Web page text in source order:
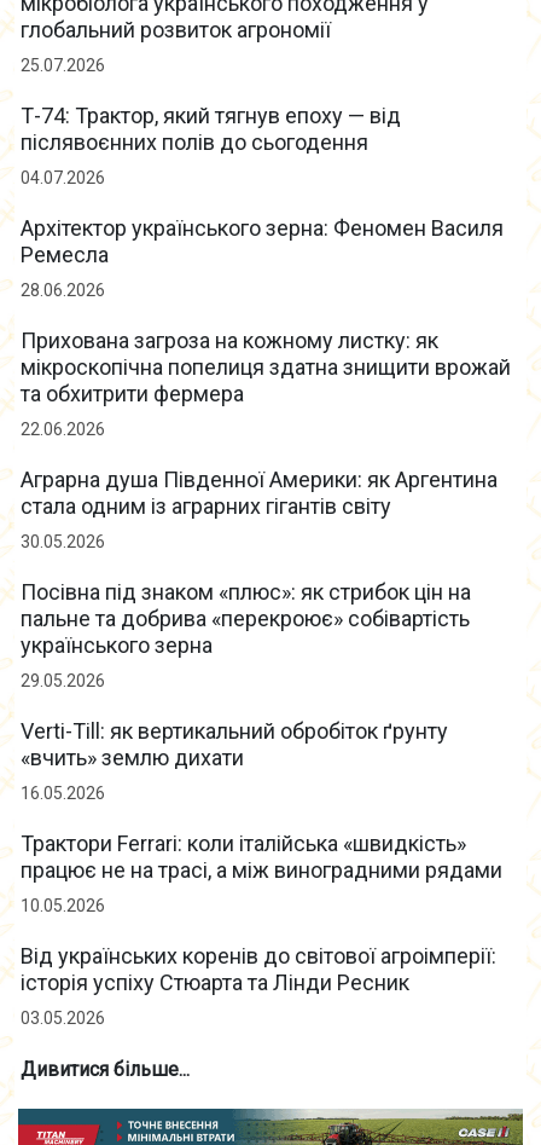
глобальний розвиток агрономії
25.07.2026
Т-74: Трактор, який тягнув епоху — від
післявоєнних полів до сьогодення
04.07.2026
Архітектор українського зерна: Феномен Василя
Ремесла
28.06.2026
Прихована загроза на кожному листку: як
мікроскопічна попелиця здатна знищити врожай
та обхитрити фермера
22.06.2026
Аграрна душа Південної Америки: як Аргентина
стала одним із аграрних гігантів світу
30.05.2026
Посівна під знаком «плюс»: як стрибок цін на
пальне та добрива «перекроює» собівартість
українського зерна
29.05.2026
Verti-Till: як вертикальний обробіток ґрунту
«вчить» землю дихати
16.05.2026
Трактори Ferrari: коли італійська «швидкість»
працює не на трасі, а між виноградними рядами
10.05.2026
Від українських коренів до світової агроімперії:
історія успіху Стюарта та Лінди Ресник
03.05.2026
Дивитися більше...